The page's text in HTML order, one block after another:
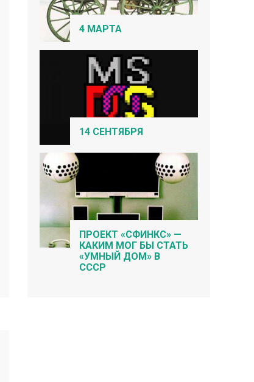
4 МАРТА
14 СЕНТЯБРЯ
ПРОЕКТ «СФИНКС» —
КАКИМ МОГ БЫ СТАТЬ
«УМНЫЙ ДОМ» В
СССР